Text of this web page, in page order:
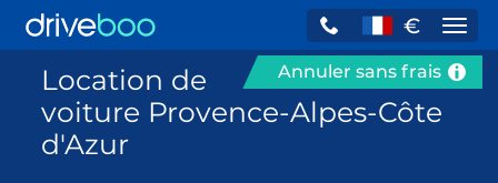
€
Annuler sans frais
Location de
voiture Provence-Alpes-Côte
d'Azur